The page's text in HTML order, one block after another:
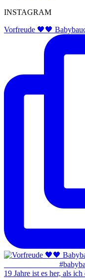
INSTAGRAM
Vorfreude 🖤🖤
19 Jahre ist es her, als